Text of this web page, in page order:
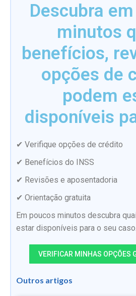
Descubra
minutos
benefícios,
opções de
podem
disponíveis
✔ Verifique opções de crédito
✔ Benefícios do INSS
✔ Revisões e aposentadoria
✔ Orientação gratuita
Em poucos minutos descubra
estar disponíveis para o seu caso.
VERIFICAR MINHAS OPÇÕES
Outros artigos